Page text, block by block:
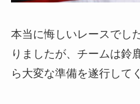
本当に悔しいレースでし
りましたが、チームは鈴
ら大変な準備を遂行して